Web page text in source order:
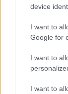
device
I want to
Google for
I want to
I want to